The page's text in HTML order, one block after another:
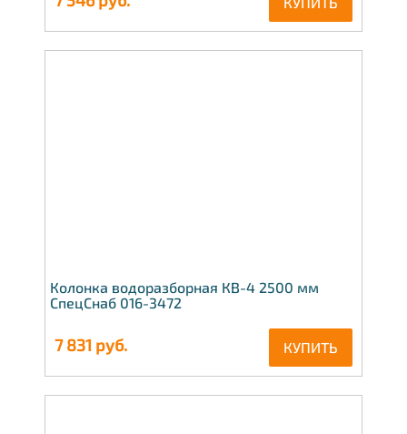
Колонка водоразборная КВ-4 2500 мм
СпецСнаб 016-3472
7 831 руб. КУПИТЬ